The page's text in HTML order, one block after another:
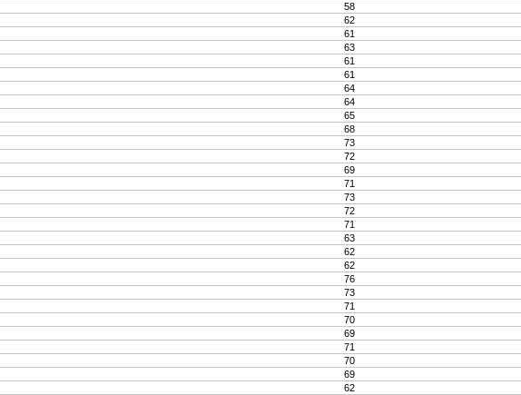
58
62
61
63
61
61
64
64
65
68
73
72
69
71
73
72
71
63
62
62
76
73
71
70
69
71
70
69
62